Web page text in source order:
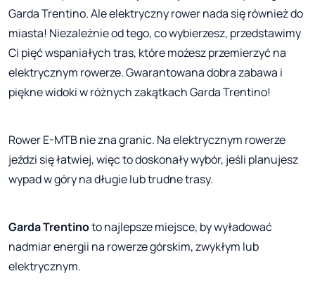
Garda Trentino. Ale elektryczny rower nada się również do
miasta! Niezależnie od tego, co wybierzesz, przedstawimy
Ci pięć wspaniałych tras, które możesz przemierzyć na
elektrycznym rowerze. Gwarantowana dobra zabawa i
piękne widoki w różnych zakątkach Garda Trentino!
Rower E-MTB nie zna granic. Na elektrycznym rowerze
jeździ się łatwiej, więc to doskonały wybór, jeśli planujesz
wypad w góry na długie lub trudne trasy.
Garda Trentinoto najlepsze miejsce, by wyładować
nadmiar energii na rowerze górskim, zwykłym lub
elektrycznym.